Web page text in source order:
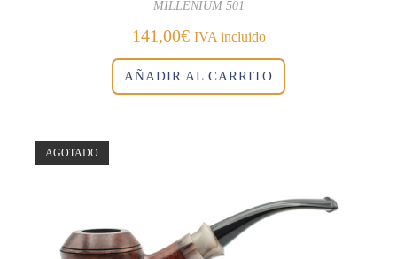
MILLENIUM 501
141,00€ IVA incluido
AÑADIR AL CARRITO
AGOTADO